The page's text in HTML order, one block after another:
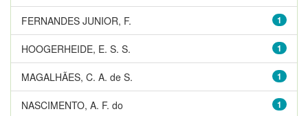
1
FERNANDES JUNIOR, F.
1
HOOGERHEIDE, E. S. S.
1
MAGALHÃES, C. A. de S.
1
NASCIMENTO, A. F. do